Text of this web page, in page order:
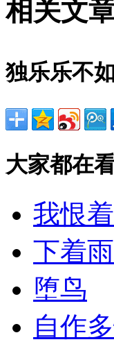
相关文
独乐乐不
大家都在
我恨
下着
堕鸟
自作